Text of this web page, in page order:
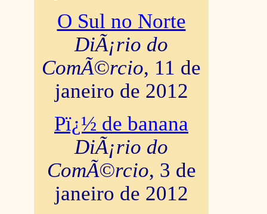
O Sul no Norte
DiÃ¡rio do
ComÃ©rcio, 11 de
janeiro de 2012
Pï¿½ de banana
DiÃ¡rio do
ComÃ©rcio, 3 de
janeiro de 2012